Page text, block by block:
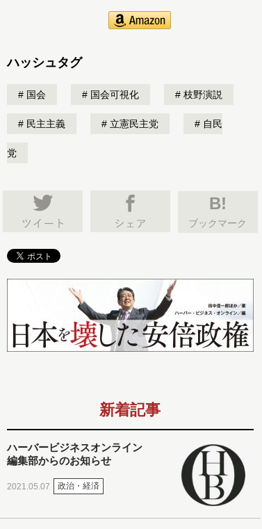
ハッシュタグ
国会 国会可視化 枝野演説
民主主義 立憲民主党 自民
党
B!
ブックマーク
新着記事
ハーバービジネスオンライン
編集部からのお知らせ
2021.05.07 政治・経済